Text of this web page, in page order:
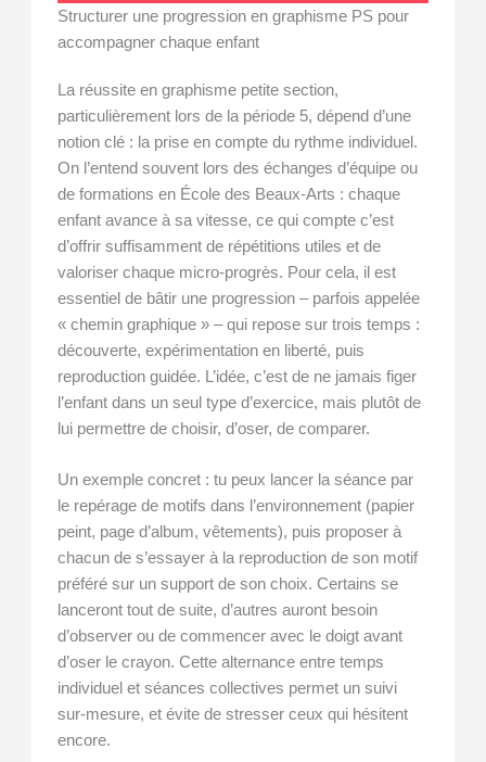
Structurer une progression en graphisme PS pour
accompagner chaque enfant
La réussite en graphisme petite section,
particulièrement lors de la période 5, dépend d’une
notion clé : la prise en compte du rythme individuel.
On l’entend souvent lors des échanges d’équipe ou
de formations en École des Beaux-Arts : chaque
enfant avance à sa vitesse, ce qui compte c’est
d’offrir suffisamment de répétitions utiles et de
valoriser chaque micro-progrès. Pour cela, il est
essentiel de bâtir une progression – parfois appelée
« chemin graphique » – qui repose sur trois temps :
découverte, expérimentation en liberté, puis
reproduction guidée. L’idée, c’est de ne jamais figer
l’enfant dans un seul type d’exercice, mais plutôt de
lui permettre de choisir, d’oser, de comparer.
Un exemple concret : tu peux lancer la séance par
le repérage de motifs dans l’environnement (papier
peint, page d’album, vêtements), puis proposer à
chacun de s’essayer à la reproduction de son motif
préféré sur un support de son choix. Certains se
lanceront tout de suite, d’autres auront besoin
d’observer ou de commencer avec le doigt avant
d’oser le crayon. Cette alternance entre temps
individuel et séances collectives permet un suivi
sur-mesure, et évite de stresser ceux qui hésitent
encore.